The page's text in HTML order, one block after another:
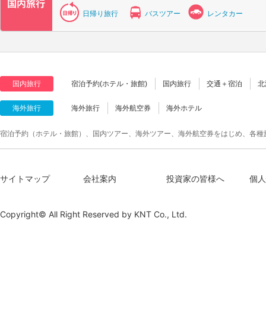
日帰り旅行 バスツアー レンタカー
国内旅行 宿泊予約(ホテル・旅館) 国内旅行 交通＋宿泊
海外旅行 海外旅行 海外航空券 海外ホテル
宿泊予約（ホテル・旅館）、国内ツアー、海外ツアー、海外航空券をはじめ、各
サイトマップ 会社案内 投資家の皆様へ 個
Copyright© All Right Reserved by KNT Co., Ltd.